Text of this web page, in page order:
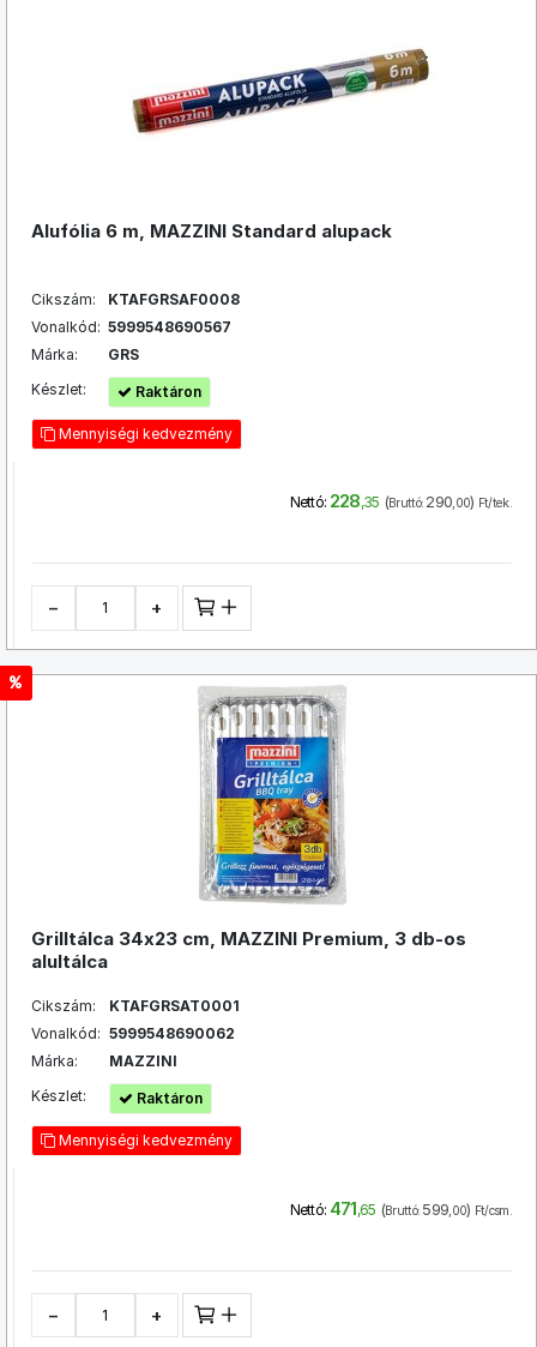
Alufólia 6 m, MAZZINI Standard alupack
Cikszám:
KTAFGRSAF0008
Vonalkód: 5999548690567
Márka:
GRS
Készlet:
Raktáron
Mennyiségi kedvezmény
Nettó: 228,35 (Bruttó:290,00) Ft/tek.
− +
Grilltálca 34x23 cm, MAZZINI Premium, 3 db-os
alultálca
Cikszám:
KTAFGRSAT0001
Vonalkód: 5999548690062
Márka:
MAZZINI
Készlet:
Raktáron
Mennyiségi kedvezmény
Nettó: 471,65 (Bruttó: 599,00) Ft/csm.
− +